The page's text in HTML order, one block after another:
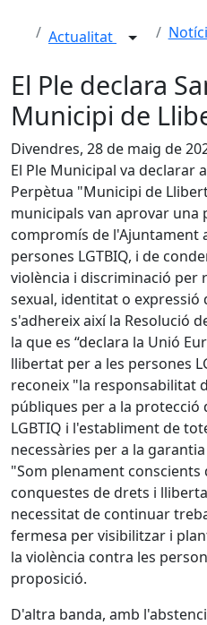
Actualitat
El Ple declara
Municipi de
Divendres, 28 de maig de
El Ple Municipal va declarar
Perpètua "Municipi de
municipals van aprovar
compromís de l'Ajuntament
persones LGTBIQ, i de
violència i discriminació per
sexual, identitat o expressió
s'adhereix així la Resolució
la que es “declara la Unió
llibertat per a les persones
reconeix "la responsabilitat
públiques per a la protecció
LGBTIQ i l'establiment de
necessàries per a la
"Som plenament conscients
conquestes de drets i
necessitat de continuar
fermesa per visibilitzar i
la violència contra les
proposició.
D'altra banda, amb